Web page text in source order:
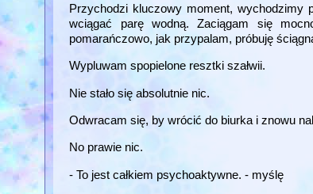
Przychodzi kluczowy moment, wychodzimy
wciągać parę wodną. Zaciągam się
pomarańczowo, jak przypalam, próbuję
Wypluwam spopielone resztki szałwii.
Nie stało się absolutnie nic.
Odwracam się, by wrócić do biurka i znowu
No prawie nic.
- To jest całkiem psychoaktywne. - myślę